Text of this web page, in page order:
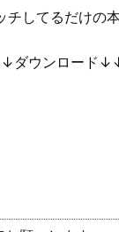
してるだけの本
ウンロード